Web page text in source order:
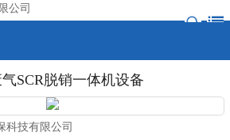
SCR脱销一体机设备
科技有限公司